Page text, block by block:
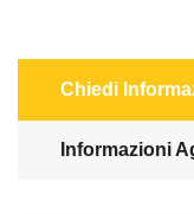
Chiedi
Informazioni